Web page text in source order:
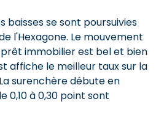
baisses se sont poursuivies
l'Hexagone. Le mouvement
immobilier est bel et bien
affiche le meilleur taux sur la
surenchère débute en
0,10 à 0,30 point sont